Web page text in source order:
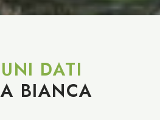
DATI
BIANCA